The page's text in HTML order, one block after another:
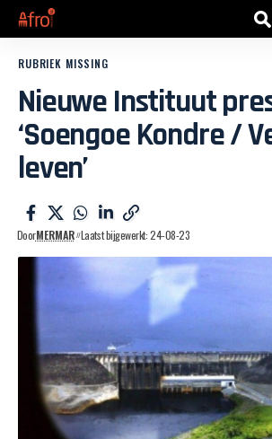
RUBRIEK MISSING
Nieuwe Instituut
‘Soengoe Kondre /
leven’
DoorMERMAR Laatst bijgewerkt: 24-08-23